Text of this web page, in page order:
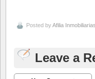
Posted byAfilia Inmobiliarias
Leave a